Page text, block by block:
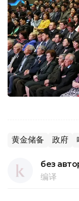
黄金储备 政府
без
编译